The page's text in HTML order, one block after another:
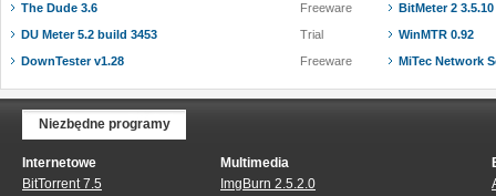
The Dude 3.6
Freeware
DU Meter 5.2 build 3453
Trial
DownTester v1.28
Freeware
BitMeter 2 3.5.10
WinMTR 0.92
MiTec Network
Niezbędne programy
Internetowe
BitTorrent 7.5
Multimedia
ImgBurn 2.5.2.0